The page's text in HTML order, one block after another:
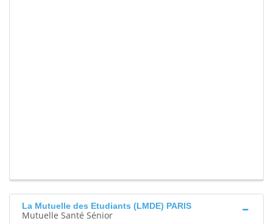
La Mutuelle des Etudiants (LMDE) PARIS
Mutuelle Santé Sénior